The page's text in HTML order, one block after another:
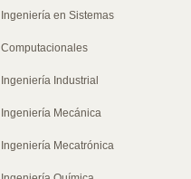
Ingeniería en Sistemas
Computacionales
Ingeniería Industrial
Ingeniería Mecánica
Ingeniería Mecatrónica